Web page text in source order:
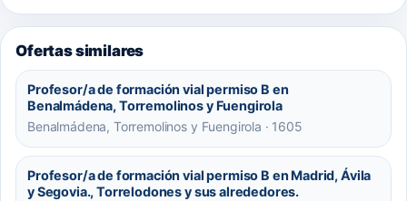
Ofertas similares
Profesor/a de formación vial permiso B en
Benalmádena, Torremolinos y Fuengirola
Benalmádena, Torremolinos y Fuengirola · 1605
Profesor/a de formación vial permiso B en Madrid, Ávila
y Segovia., Torrelodones y sus alrededores.